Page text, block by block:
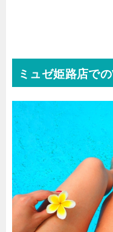
ミュゼ姫路店で